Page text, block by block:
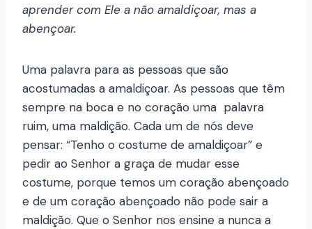
aprender com Ele a não amaldiçoar, mas a
abençoar.
Uma palavra para as pessoas que são
acostumadas a amaldiçoar. As pessoas que têm
sempre na boca e no coração uma palavra
ruim, uma maldição. Cada um de nós deve
pensar: “Tenho o costume de amaldiçoar” e
pedir ao Senhor a graça de mudar esse
costume, porque temos um coração abençoado
e de um coração abençoado não pode sair a
maldição. Que o Senhor nos ensine a nunca a